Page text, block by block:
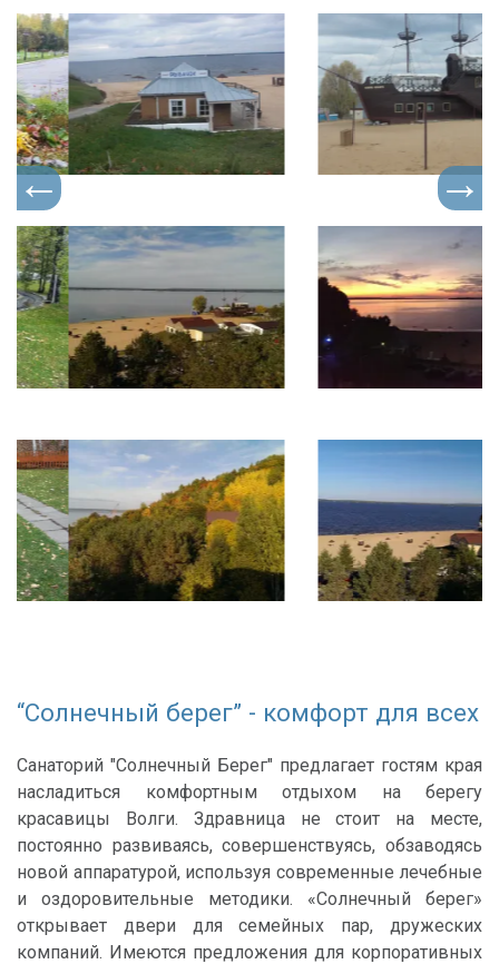
“Солнечный берег” - комфорт для всех
Санаторий "Солнечный Берег" предлагает гостям края
насладиться комфортным отдыхом на берегу
красавицы Волги. Здравница не стоит на месте,
постоянно развиваясь, совершенствуясь, обзаводясь
новой аппаратурой, используя современные лечебные
и оздоровительные методики. «Солнечный берег»
открывает двери для семейных пар, дружеских
компаний. Имеются предложения для корпоративных